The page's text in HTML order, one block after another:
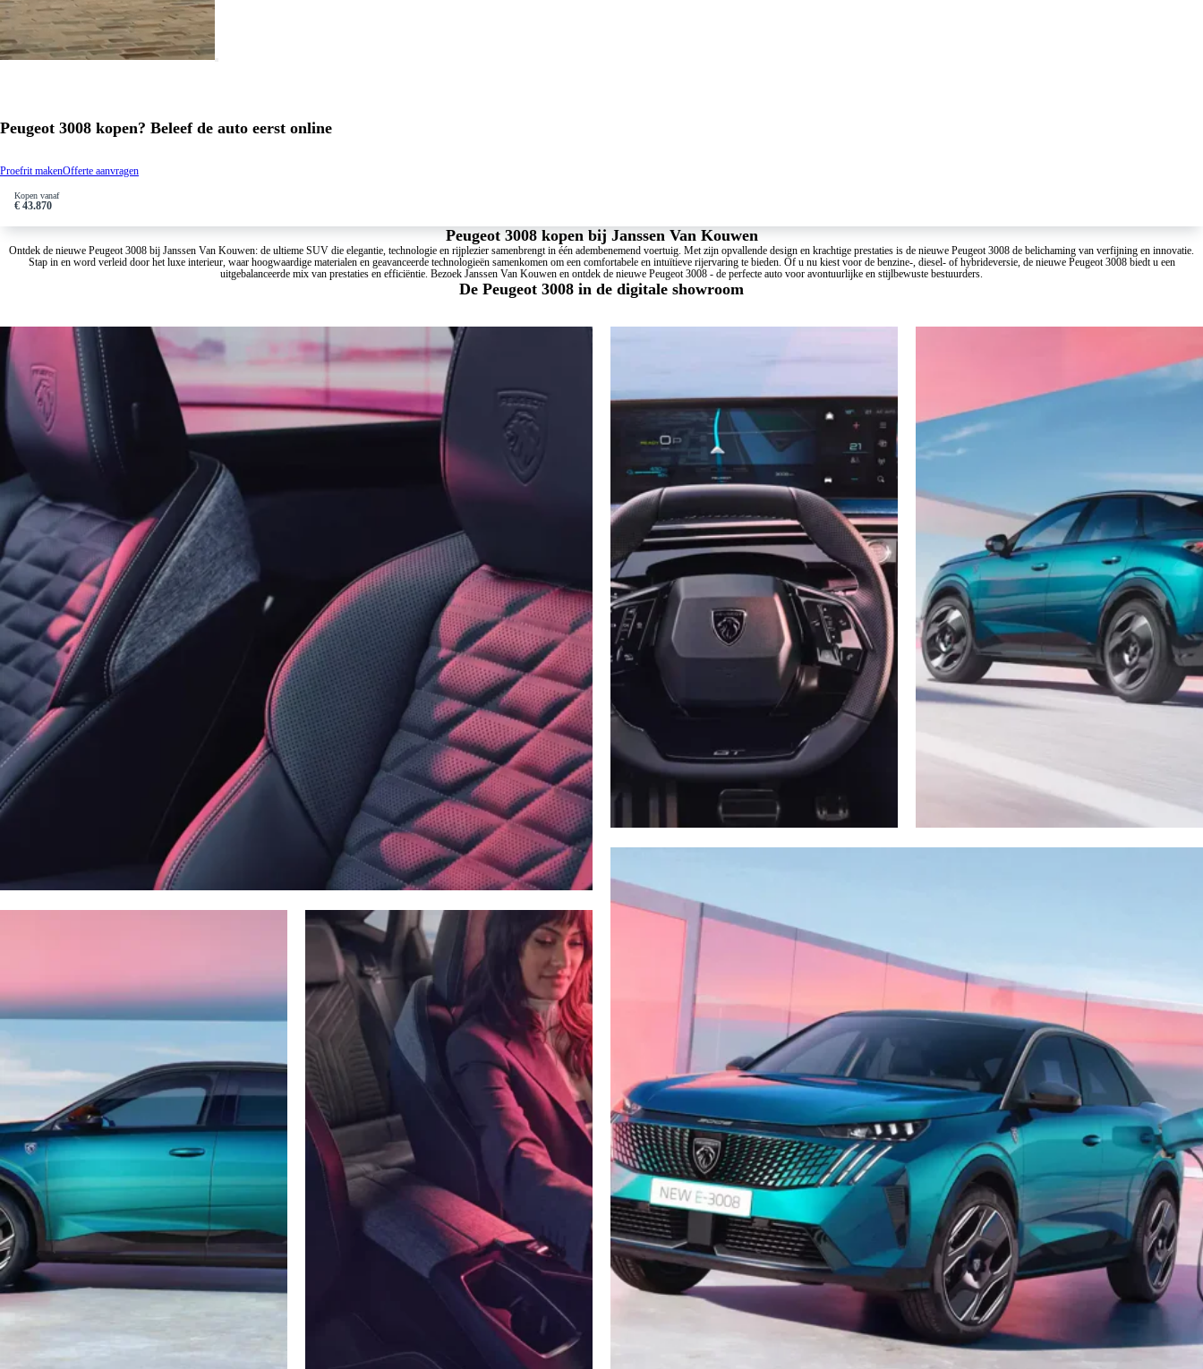
Peugeot 3008 kopen? Beleef de auto eerst online
Proefrit makenOfferte aanvragen
Kopen vanaf
€ 43.870
Peugeot 3008 kopen bij Janssen Van Kouwen
Ontdek de nieuwe Peugeot 3008 bij Janssen Van Kouwen: de ultieme SUV die elegantie, technologie en rijplezier samenbrengt in één adembenemend voertuig. Met zijn opvallende design en krachtige prestaties is de nieuwe Peugeot 3008 de belichaming van verfijning en innovatie.
Stap in en word verleid door het luxe interieur, waar hoogwaardige materialen en geavanceerde technologieën samenkomen om een comfortabele en intuïtieve rijervaring te bieden. Of u nu kiest voor de benzine-, diesel- of hybrideversie, de nieuwe Peugeot 3008 biedt u een
uitgebalanceerde mix van prestaties en efficiëntie. Bezoek Janssen Van Kouwen en ontdek de nieuwe Peugeot 3008 - de perfecte auto voor avontuurlijke en stijlbewuste bestuurders.
De Peugeot 3008 in de digitale showroom